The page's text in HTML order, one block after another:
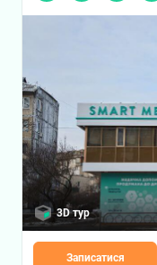
3D тур
Записатися